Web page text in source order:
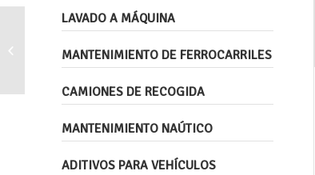
LAVADO A MÁQUINA
MANTENIMIENTO DE FERROCARRILES
CAMIONES DE RECOGIDA
MANTENIMIENTO NAÚTICO
ADITIVOS PARA VEHÍCULOS
de azulejos, baldosines (boxes)